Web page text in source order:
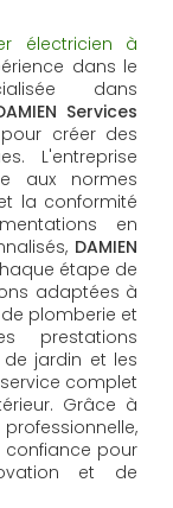
électricien à
dans le
dans
Services
créer des
L'entreprise
aux normes
la conformité
en
DAMIEN
étape de
adaptées à
plomberie et
prestations
jardin et les
complet
Grâce à
confiance pour
et de